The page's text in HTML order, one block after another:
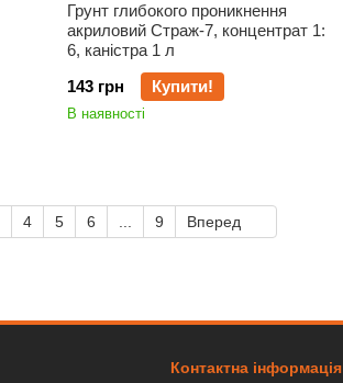
Грунт глибокого проникнення
акриловий Страж-7, концентрат 1:
6, каністра 1 л
143 грн
Купити!
В наявності
4 5 6 9 Вперед
Контактна інформація